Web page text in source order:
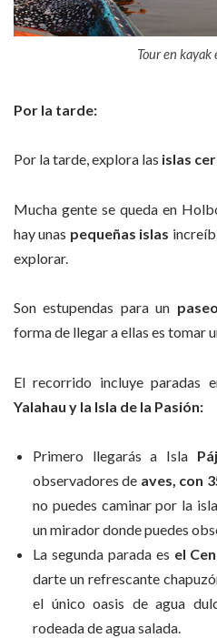
Tour en kayak
Por la tarde:
Por la tarde, explora las islas
Mucha gente se queda en
hay unas pequeñas islas
explorar.
Son estupendas para un
forma de llegar a ellas es tomar
El recorrido incluye paradas
Yalahau y la Isla de la Pasión:
Primero llegarás a Isla
observadores de aves, con
no puedes caminar por la
un mirador donde puedes
La segunda parada es el
darte un refrescante
el único oasis de agua
rodeada de agua salada.